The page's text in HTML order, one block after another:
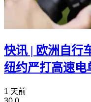
快讯 | 欧洲自行
纽约严打高速电
1 天前